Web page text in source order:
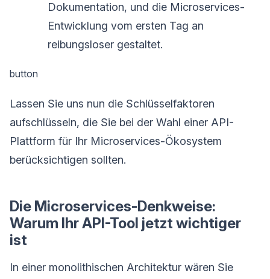
Dokumentation, und die Microservices-
Entwicklung vom ersten Tag an
reibungsloser gestaltet.
button
Lassen Sie uns nun die Schlüsselfaktoren
aufschlüsseln, die Sie bei der Wahl einer API-
Plattform für Ihr Microservices-Ökosystem
berücksichtigen sollten.
Die Microservices-Denkweise:
Warum Ihr API-Tool jetzt wichtiger
ist
In einer monolithischen Architektur wären Sie